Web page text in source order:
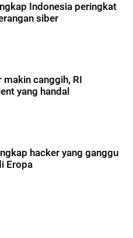
Indonesia peringkat
siber
makin canggih, RI
yang handal
hacker yang ganggu
Eropa